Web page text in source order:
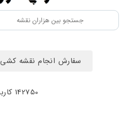
تهیه
اشتراک
سفارش انجام نقشه کشی 09170547167
142750 کاربر